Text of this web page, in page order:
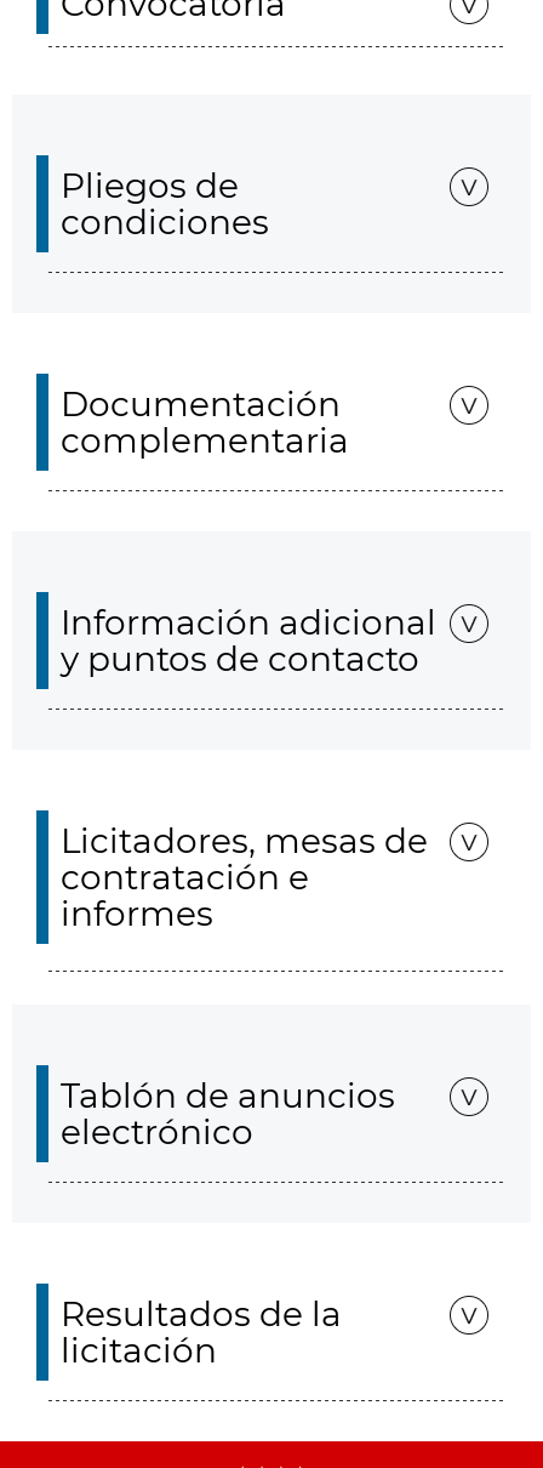
Pliegos de
condiciones
Documentación
complementaria
Información adicional
y puntos de contacto
Licitadores, mesas de
contratación e
informes
Tablón de anuncios
electrónico
Resultados de la
licitación